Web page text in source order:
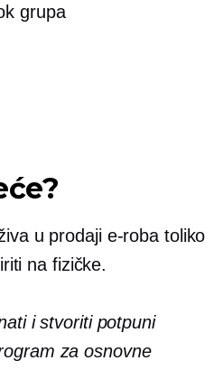
grupa
u prodaji e-roba toliko
na fizičke.
i stvoriti potpuni
za osnovne